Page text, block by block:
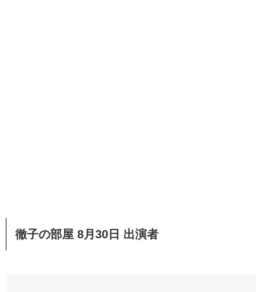
徹子の部屋 8月30日 出演者